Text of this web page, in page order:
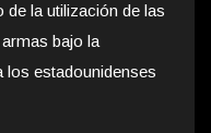
la utilización de las
bajo la
los estadounidenses